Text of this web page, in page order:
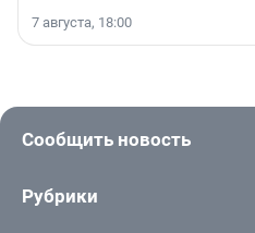
7 августа, 18:00
Сообщить новость
Рубрики